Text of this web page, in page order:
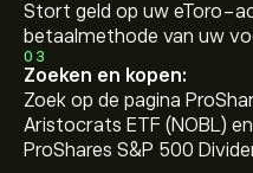
Stort geld op uw eToro-
betaalmethode van uw
03
Zoeken en kopen:
Zoek op de pagina
Aristocrats ETF (NOBL)
ProShares S&P 500